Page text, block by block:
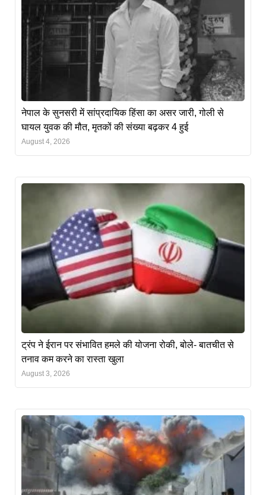
नेपाल के सुनसरी में सांप्रदायिक हिंसा का असर जारी, गोली से
घायल युवक की मौत, मृतकों की संख्या बढ़कर 4 हुई
August 4, 2026
ट्रंप ने ईरान पर संभावित हमले की योजना रोकी, बोले- बातचीत से
तनाव कम करने का रास्ता खुला
August 3, 2026